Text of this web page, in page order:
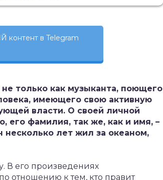
в Telegram
только как музыканта, поющего
имеющего свою активную
власти. О своей личной
его фамилия, так же, как и имя, –
несколько лет жил за океаном,
В его произведениях
отношению к тем, кто правит